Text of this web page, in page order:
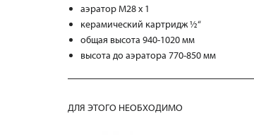
аэратор М28 х 1
керамический картридж ½“
общая высота 940-1020 мм
высота до аэратора 770-850 мм
ДЛЯ ЭТОГО НЕОБХОДИМО